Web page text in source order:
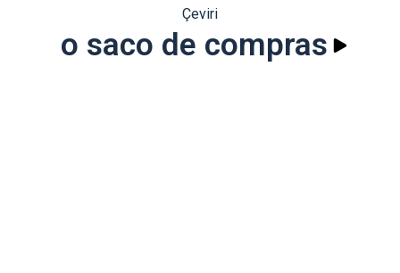
Çeviri
o saco de compras